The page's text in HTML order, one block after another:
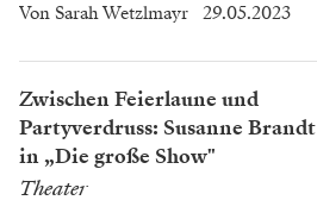
Von Sarah Wetzlmayr 29.05.2023
Zwischen Feierlaune und
Partyverdruss: Susanne Brandt
in „Die große Show"
Theater